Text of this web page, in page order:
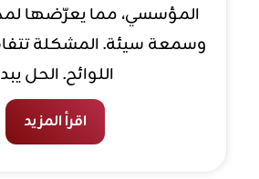
المؤسسي، مما يعرّضها
وسمعة سيئة. المشكلة
اللوائح. الحل
اقرأ المزيد